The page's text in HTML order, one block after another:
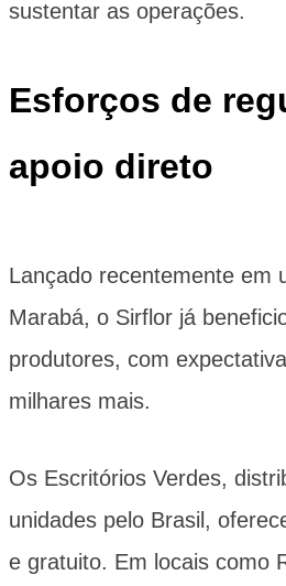
sustentar as operações.
Esforços de
apoio direto
Lançado recentemente em
Marabá, o Sirflor já
produtores, com
milhares mais.
Os Escritórios Verdes,
unidades pelo Brasil,
e gratuito. Em locais como